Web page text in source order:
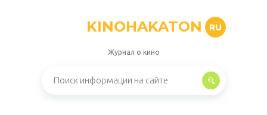
KINOHAKATON RU
Журнал о кино